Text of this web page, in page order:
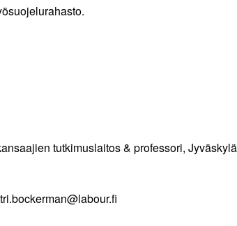
tutkimuslaitos & professori,